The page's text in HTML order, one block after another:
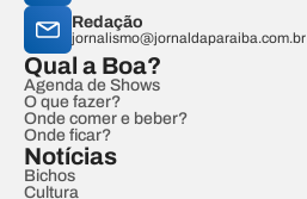
Redação
jornalismo@jornaldaparaiba.com.br
Qual a Boa?
Agenda de Shows
O que fazer?
Onde comer e beber?
Onde ficar?
Notícias
Bichos
Cultura